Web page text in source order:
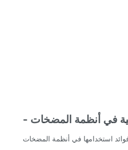
في أنظمة المضخات